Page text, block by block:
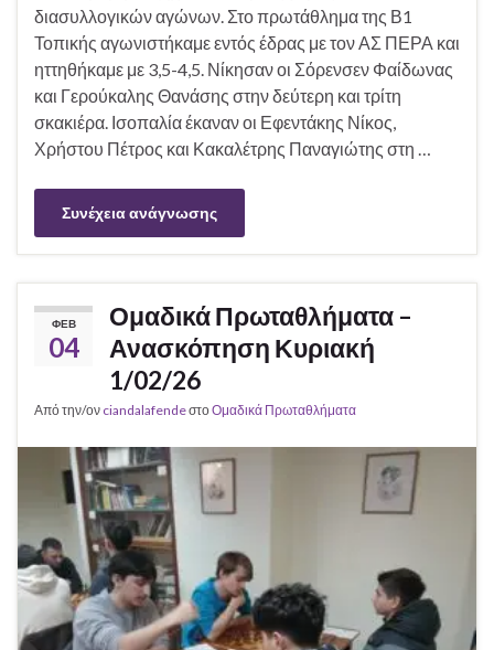
διασυλλογικών αγώνων. Στο πρωτάθλημα της Β1
Τοπικής αγωνιστήκαμε εντός έδρας με τον ΑΣ ΠΕΡΑ και
ηττηθήκαμε με 3,5-4,5. Νίκησαν οι Σόρενσεν Φαίδωνας
και Γερούκαλης Θανάσης στην δεύτερη και τρίτη
σκακιέρα. Ισοπαλία έκαναν οι Εφεντάκης Νίκος,
Χρήστου Πέτρος και Κακαλέτρης Παναγιώτης στη …
Συνέχεια ανάγνωσης
ΦΕΒ
04
Ομαδικά Πρωταθλήματα –
Ανασκόπηση Κυριακή
1/02/26
Από την/ον ciandalafendeστοΟμαδικά Πρωταθλήματα